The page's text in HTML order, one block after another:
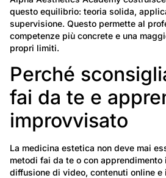
questo equilibrio: teoria solida,
supervisione. Questo permette al
competenze più concrete e una
propri limiti.
Perché
fai da te e
improvvisato
La medicina estetica non deve mai
metodi fai da te o con apprendimento
diffusione di video, contenuti online e